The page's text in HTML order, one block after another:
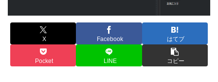
X Facebook はてブ
Pocket LINE コピー